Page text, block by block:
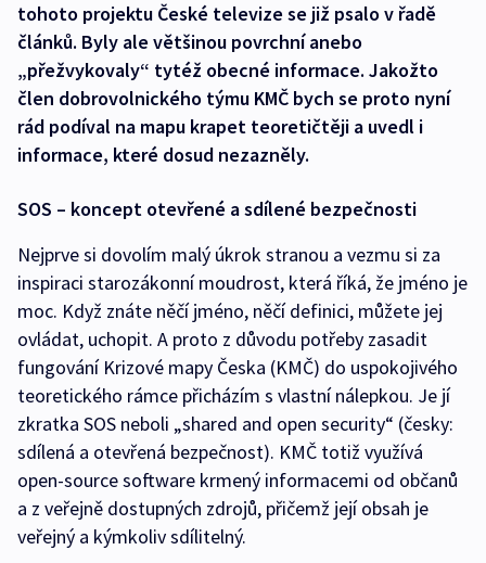
tohoto projektu České televize se již psalo v řadě
článků. Byly ale většinou povrchní anebo
„přežvykovaly“ tytéž obecné informace. Jakožto
člen dobrovolnického týmu KMČ bych se proto nyní
rád podíval na mapu krapet teoretičtěji a uvedl i
informace, které dosud nezazněly.
SOS – koncept otevřené a sdílené bezpečnosti
Nejprve si dovolím malý úkrok stranou a vezmu si za
inspiraci starozákonní moudrost, která říká, že jméno je
moc. Když znáte něčí jméno, něčí definici, můžete jej
ovládat, uchopit. A proto z důvodu potřeby zasadit
fungování Krizové mapy Česka (KMČ) do uspokojivého
teoretického rámce přicházím s vlastní nálepkou. Je jí
zkratka SOS neboli „shared and open security“ (česky:
sdílená a otevřená bezpečnost). KMČ totiž využívá
open-source software krmený informacemi od občanů
a z veřejně dostupných zdrojů, přičemž její obsah je
veřejný a kýmkoliv sdílitelný.